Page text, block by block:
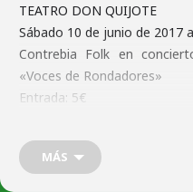
TEATRO DON QUIJOTE
Sábado 10 de junio de 2017
Contrebia Folk en
«Voces de Rondadores»
Entrada: 5€
1.-El Pino.
2.-A la luz del cigarro.
MÁS